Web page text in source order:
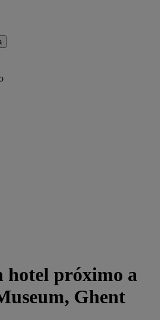
hotel próximo a
Ghent